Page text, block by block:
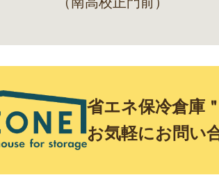
省エネ保冷倉庫
お気軽にお問い